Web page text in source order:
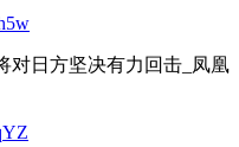
对日方坚决有力回击_凤凰